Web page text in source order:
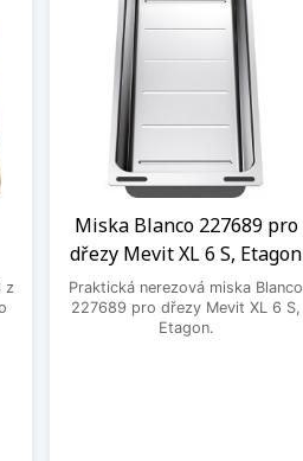
z
Miska Blanco 227689 pro
dřezy Mevit XL 6 S, Etagon
Praktická nerezová miska Blanco
227689 pro dřezy Mevit XL 6 S,
Etagon.